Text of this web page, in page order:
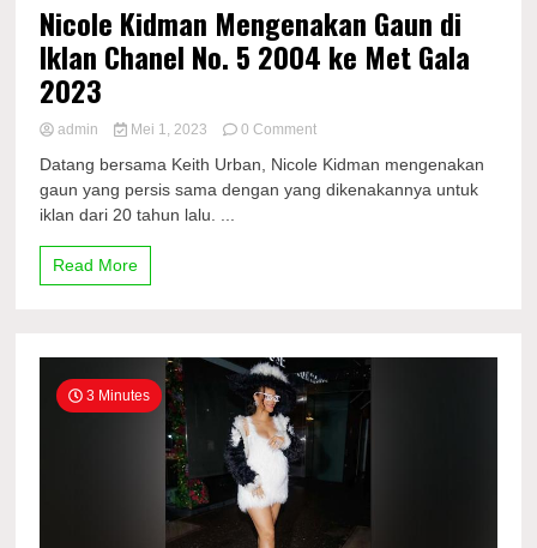
Nicole Kidman Mengenakan Gaun di
Iklan Chanel No. 5 2004 ke Met Gala
2023
admin Mei 1, 2023 0 Commenton
Kidman
Mengenakan
Met
Datang bersama Keith Urban, Nicole Kidman mengenakan
gaun yang persis sama dengan yang dikenakannya untuk
iklan dari 20 tahun lalu. ...
Read More
3 Minutes